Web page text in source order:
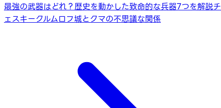
最強の武器はどれ？歴史を動かした致命的な兵器7つを解説チ
ェスキークルムロフ城とクマの不思議な関係